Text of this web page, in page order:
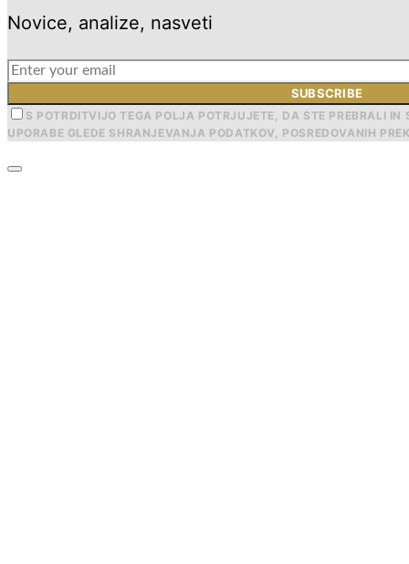
Novice, analize, nasveti
SUBSCRIBE
S POTRDITVIJO TEGA POLJA POTRJUJETE, DA STE PREBRALI IN
UPORABE GLEDE SHRANJEVANJA PODATKOV, POSREDOVANIH